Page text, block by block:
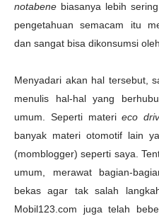
notabene biasanya lebih
pengetahuan semacam itu
dan sangat bisa dikonsumsi
Menyadari akan hal tersebut,
menulis hal-hal yang
umum. Seperti materieco
banyak materi otomotif lain
(momblogger) seperti saya.
umum, merawat bagian-
bekas agar tak salah
Mobil123.com juga telah